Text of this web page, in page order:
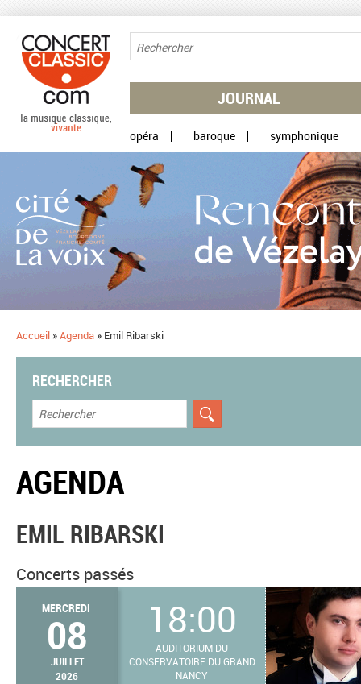
JOURNAL
opéra baroque symphonique
Accueil »Agenda » Emil Ribarski
RECHERCHER
AGENDA
EMIL RIBARSKI
Concerts passés
MERCREDI
08
JUILLET
2026
18:00
AUDITORIUM DU
CONSERVATOIRE DU GRAND
NANCY